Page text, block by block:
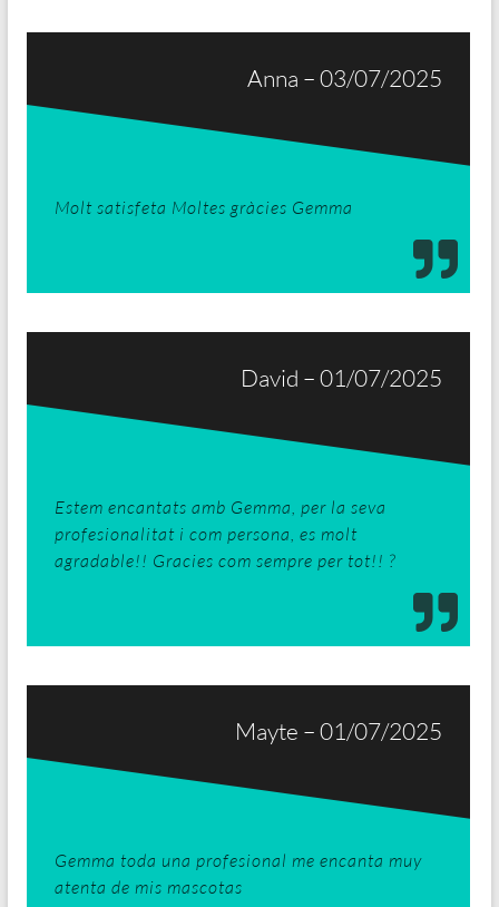
Molt satisfeta Moltes gràcies Gemma
Anna – 03/07/2025
Estem encantats amb Gemma, per la seva
profesionalitat i com persona, es molt
agradable!! Gracies com sempre per tot!! ?
David – 01/07/2025
Gemma toda una profesional me encanta muy
atenta de mis mascotas
Mayte – 01/07/2025